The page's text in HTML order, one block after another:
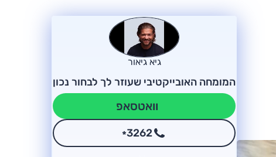
גיא גיאור
המומחה האובייקטיבי שעוזר לך לבחור נכון
וואטסאפ
*3262